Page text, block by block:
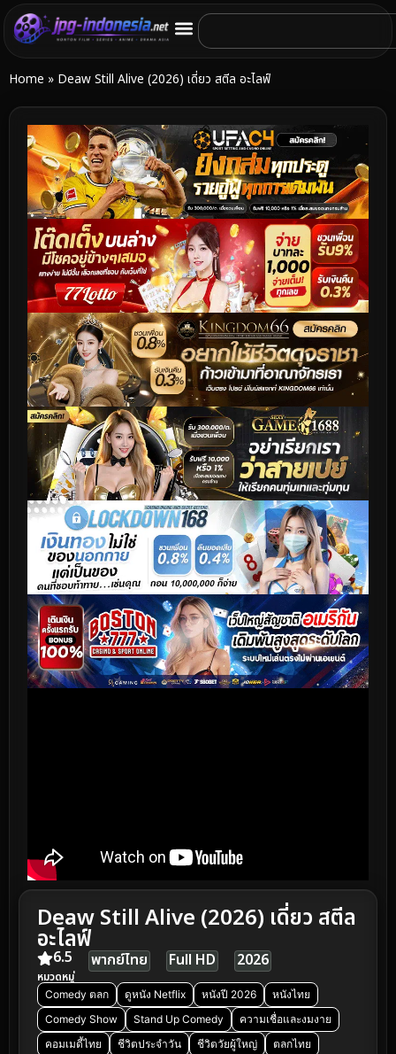
Home » Deaw Still Alive (2026) เดี่ยว สตีล อะไลฟ์
Deaw Still Alive (2026) เดี่ยว สตีล
อะไลฟ์
6.5 พากย์ไทย Full HD 2026
หมวดหมู่
Comedy ตลก ดูหนัง Netflix หนังปี 2026
หนังไทย
Comedy Show
Stand Up Comedy
ความเชื่อและงมงาย
คอมเมดี้ไทย
ชีวิตประจำวัน ชีวิตวัยผู้ใหญ่
ตลกไทย